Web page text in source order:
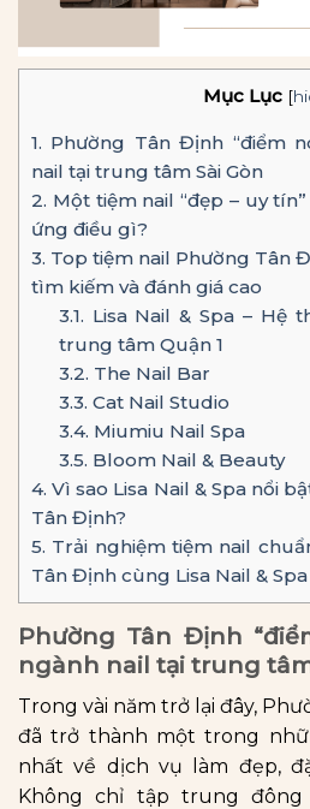
Mục Lục [
1. Phường Tân Định “điểm
nail tại trung tâm Sài Gòn
2. Một tiệm nail “đẹp – uy
ứng điều gì?
3. Top tiệm nail Phường Tân
tìm kiếm và đánh giá cao
3.1. Lisa Nail & Spa – Hệ
trung tâm Quận 1
3.2. The Nail Bar
3.3. Cat Nail Studio
3.4. Miumiu Nail Spa
3.5. Bloom Nail & Beauty
4. Vì sao Lisa Nail & Spa nổi
Tân Định?
5. Trải nghiệm tiệm nail
Tân Định cùng Lisa Nail & Spa
Phường Tân Định
ngành nail tại trung
Trong vài năm trở lại đây,
đã trở thành một trong
nhất về dịch vụ làm đẹp,
Không chỉ tập trung